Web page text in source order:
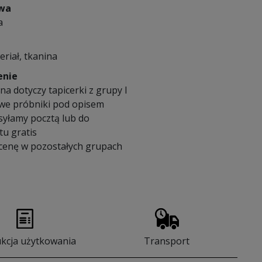
tkanina
dotyczy tapicerki z grupy I
próbniki pod opisem
pocztą lub do
gratis
w pozostałych grupach
użytkowania Transport